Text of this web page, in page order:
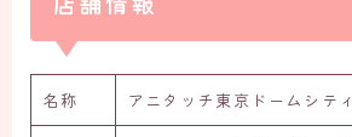
名称 アニタッチ東京ドームシティ